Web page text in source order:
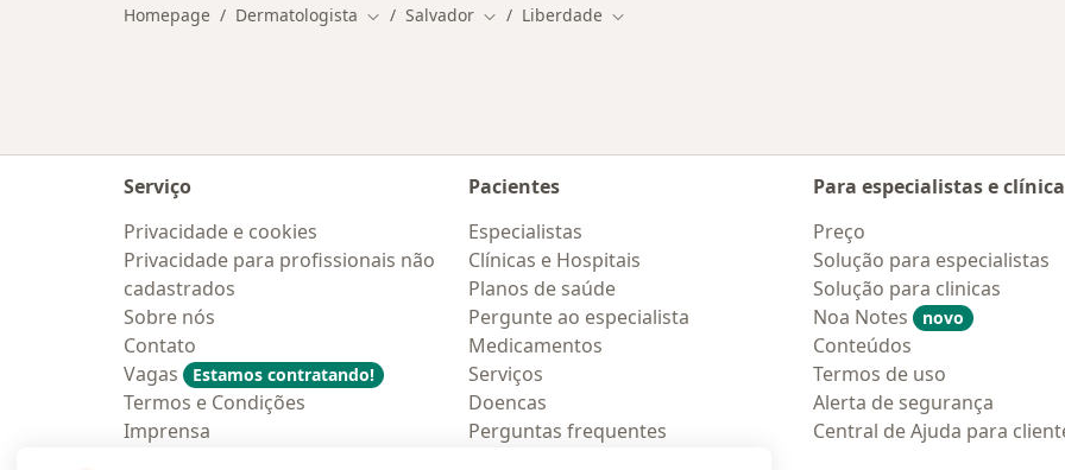
Homepage Dermatologista Mudar de cidade
Salvador Mudar de cidade
Liberdade Mudar de cidade
Serviço
Privacidade e cookies
Privacidade para profissionais não
cadastrados
Sobre nós
Contato
Vagas
Estamos contratando!
Termos e Condições
Imprensa
Pacientes
Especialistas
Clínicas e Hospitais
Planos de saúde
Pergunte ao especialista
Medicamentos
Serviços
Doencas
Perguntas frequentes
Para especialistas e
Preço
Solução para especialistas
Solução para clinicas
Noa Notes
novo
Conteúdos
Termos de uso
Alerta de segurança
Central de Ajuda para